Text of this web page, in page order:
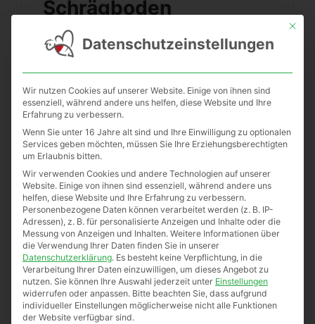
Schrägboden
Abfüllkanne
Effiziente Entleerung
vollständig ab
✔️Mühelose Reinigung
angeschweißte Boden verhindert das
Festsetzen von Honigresten in Spalten
✔️Luftdichter Verschluss
Auflagedeckel mit Gummidichtung sorgt
für eine luftdichte Versiegelung und
schützt vor Auslaufen und Lufteintritt
✔️Flexibel anpassbar– Dank des
ausschraubbaren 1 ½ Zoll Edelstahlhahns
können problemlos Schlauchadapter oder
andere passende Gewindeteile installiert
werden
✔️Praktische Handhabung
Mit
Datenschutzeinstellungen
Wir nutzen Cookies auf unserer Website. Einige von ihnen sind
essenziell, während andere uns helfen, diese Website und Ihre
Erfahrung zu verbessern.
Wenn Sie unter 16 Jahre alt sind und Ihre Einwilligung zu optionalen
Services geben möchten, müssen Sie Ihre Erziehungsberechtigten
um Erlaubnis bitten.
Wir verwenden Cookies und andere Technologien auf unserer
Website. Einige von ihnen sind essenziell, während andere uns
helfen, diese Website und Ihre Erfahrung zu verbessern.
Personenbezogene Daten können verarbeitet werden (z. B. IP-
Adressen), z. B. für personalisierte Anzeigen und Inhalte oder die
Messung von Anzeigen und Inhalten. Weitere Informationen über
die Verwendung Ihrer Daten finden Sie in unserer
Datenschutzerklärung. Es besteht keine Verpflichtung, in die
Verarbeitung Ihrer Daten einzuwilligen, um dieses Angebot zu
nutzen. Sie können Ihre Auswahl jederzeit unter Einstellungen
widerrufen oder anpassen. Bitte beachten Sie, dass aufgrund
individueller Einstellungen möglicherweise nicht alle Funktionen
der Website verfügbar sind.